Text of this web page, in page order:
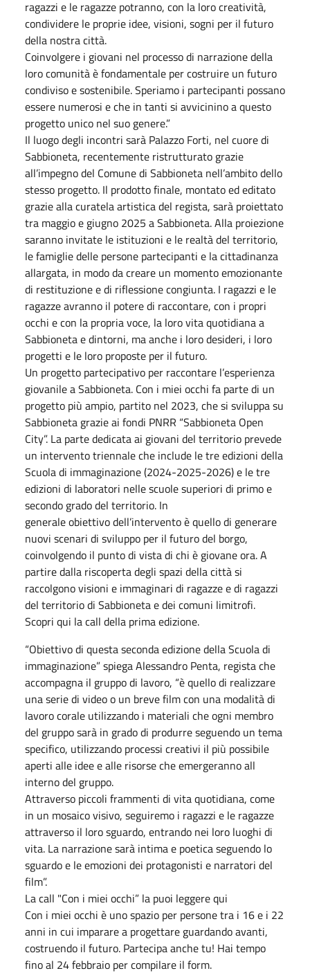
ragazzi e le ragazze potranno, con la loro creatività,
condividere le proprie idee, visioni, sogni per il futuro
della nostra città.
Coinvolgere i giovani nel processo di narrazione della
loro comunità è fondamentale per costruire un futuro
condiviso e sostenibile. Speriamo i partecipanti possano
essere numerosi e che in tanti si avvicinino a questo
progetto unico nel suo genere.”
Il luogo degli incontri sarà Palazzo Forti, nel cuore di
Sabbioneta, recentemente ristrutturato grazie
all’impegno del Comune di Sabbioneta nell’ambito dello
stesso progetto. Il prodotto finale, montato ed editato
grazie alla curatela artistica del regista, sarà proiettato
tra maggio e giugno 2025 a Sabbioneta. Alla proiezione
saranno invitate le istituzioni e le realtà del territorio,
le famiglie delle persone partecipanti e la cittadinanza
allargata, in modo da creare un momento emozionante
di restituzione e di riflessione congiunta. I ragazzi e le
ragazze avranno il potere di raccontare, con i propri
occhi e con la propria voce, la loro vita quotidiana a
Sabbioneta e dintorni, ma anche i loro desideri, i loro
progetti e le loro proposte per il futuro.
Un progetto partecipativo per raccontare l’esperienza
giovanile a Sabbioneta. Con i miei occhi fa parte di un
progetto più ampio, partito nel 2023, che si sviluppa su
Sabbioneta grazie ai fondi PNRR “Sabbioneta Open
City”. La parte dedicata ai giovani del territorio prevede
un intervento triennale che include le tre edizioni della
Scuola di immaginazione (2024-2025-2026) e le tre
edizioni di laboratori nelle scuole superiori di primo e
secondo grado del territorio. In
generale obiettivo dell’intervento è quello di generare
nuovi scenari di sviluppo per il futuro del borgo,
coinvolgendo il punto di vista di chi è giovane ora. A
partire dalla riscoperta degli spazi della città si
raccolgono visioni e immaginari di ragazze e di ragazzi
del territorio di Sabbioneta e dei comuni limitrofi.
Scopri qui la call della prima edizione.
“Obiettivo di questa seconda edizione della Scuola di
immaginazione” spiega Alessandro Penta, regista che
accompagna il gruppo di lavoro, “è quello di realizzare
una serie di video o un breve film con una modalità di
lavoro corale utilizzando i materiali che ogni membro
del gruppo sarà in grado di produrre seguendo un tema
specifico, utilizzando processi creativi il più possibile
aperti alle idee e alle risorse che emergeranno all
interno del gruppo.
Attraverso piccoli frammenti di vita quotidiana, come
in un mosaico visivo, seguiremo i ragazzi e le ragazze
attraverso il loro sguardo, entrando nei loro luoghi di
vita. La narrazione sarà intima e poetica seguendo lo
sguardo e le emozioni dei protagonisti e narratori del
film”.
La call "Con i miei occhi” la puoi leggere qui
Con i miei occhi è uno spazio per persone tra i 16 e i 22
anni in cui imparare a progettare guardando avanti,
costruendo il futuro. Partecipa anche tu! Hai tempo
fino al 24 febbraio per compilare il form.